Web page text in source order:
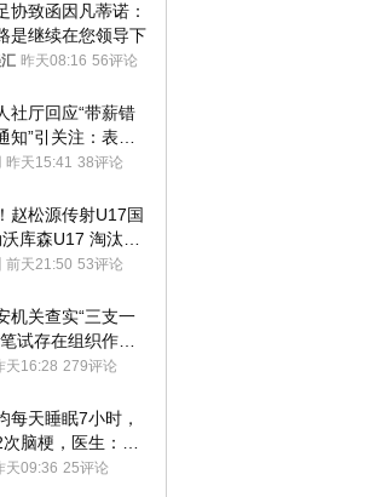
协致函因凡蒂诺：
是继续在您领导下
昨天08:16 56评论
社厅回应“带薪错
知”引关注：表述
，待修改后印发
昨天15:41 38评论
赵松源传射U17国
库森U17 淘汰赛
前天21:50 53评论
机关查实“三支一
试存在组织作弊
天16:28 279评论
每天睡眠7小时，
脑梗，医生：这
伤身
天09:36 25评论